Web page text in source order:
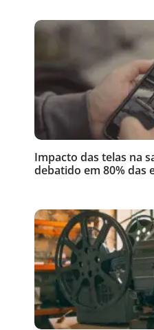
Impacto das telas na
debatido em 80% das